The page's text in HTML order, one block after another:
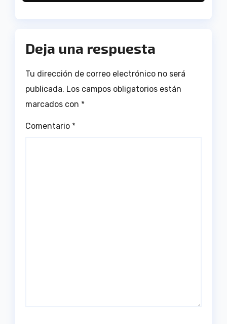
Deja una respuesta
Tu dirección de correo electrónico no será
publicada. Los campos obligatorios están
marcados con *
Comentario *